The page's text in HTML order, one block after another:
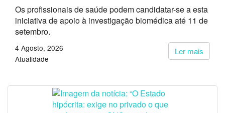
Os profissionais de saúde podem candidatar-se a esta
iniciativa de apoio à investigação biomédica até 11 de
setembro.
Ler mais
4 Agosto, 2026
Atualidade